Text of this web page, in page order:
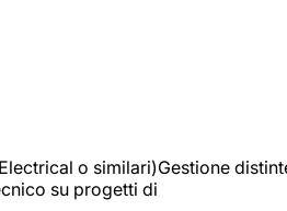
o similari)Gestione
su progetti di